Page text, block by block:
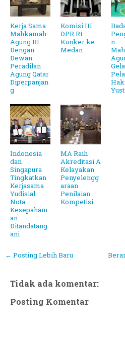
Kerja Sama
Mahkamah
Agung RI
Dengan
Dewan
Peradilan
Agung Qatar
Diperpanjan
g
Komisi III
DPR RI
Kunker ke
Medan
n
Indonesia
dan
Singapura
Tingkatkan
Kerjasama
Yudisial:
Nota
Kesepaham
an
Ditandatang
ani
MA Raih
Akreditasi A
Kelayakan
Penyelengg
araan
Penilaian
Kompetisi
← Posting Lebih Baru
Tidak ada komentar:
Posting Komentar